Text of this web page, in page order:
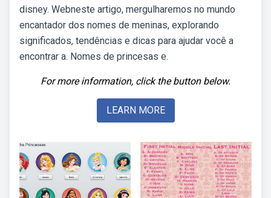
disney. Webneste artigo, mergulharemos no mundo
encantador dos nomes de meninas, explorando
significados, tendências e dicas para ajudar você a
encontrar a. Nomes de princesas e.
For more information, click the button below.
LEARN MORE